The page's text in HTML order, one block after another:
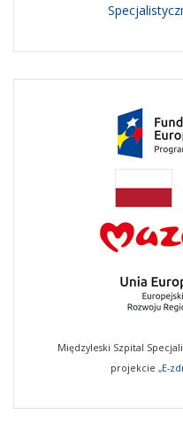
Międzyleski Szpital
projekcie „E-